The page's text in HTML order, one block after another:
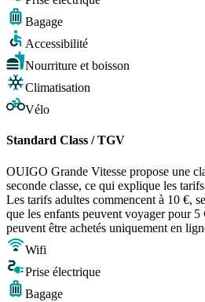
Bagage
Accessibilité
Nourriture et boisson
Climatisation
Vélo
Standard Class / TGV
OUIGO Grande Vitesse propose une
seconde classe, ce qui explique les
Les tarifs adultes commencent à 10 €,
que les enfants peuvent voyager pour
peuvent être achetés uniquement en
Wifi
Prise électrique
Bagage